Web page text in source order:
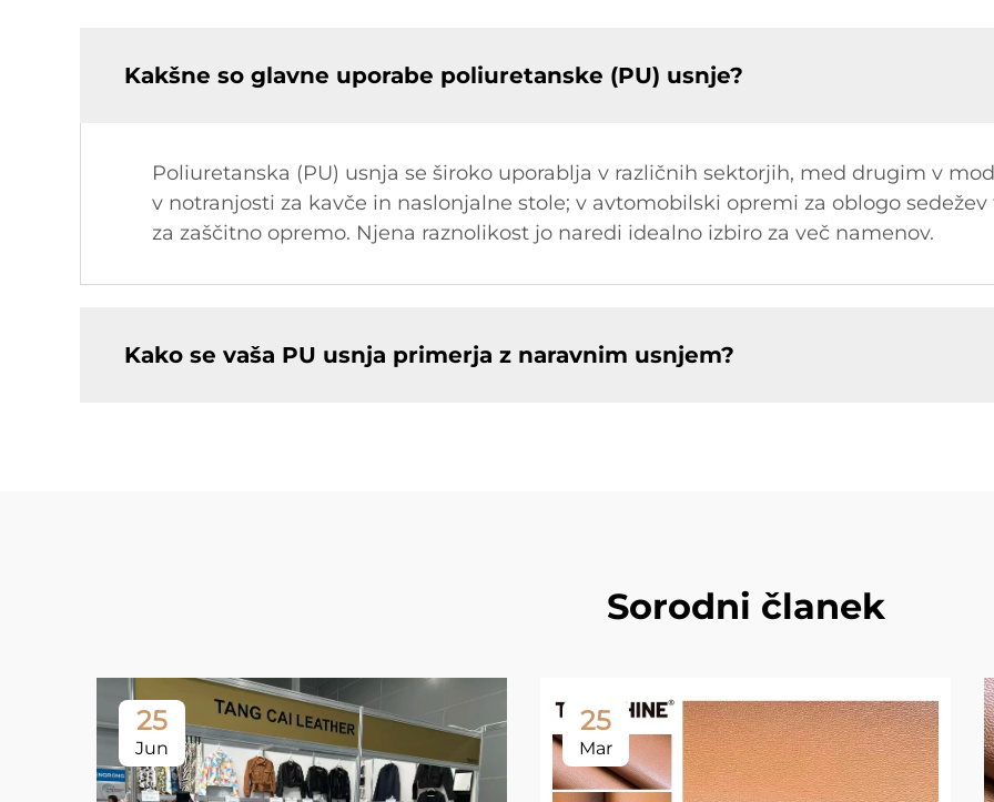
Kakšne so glavne uporabe poliuretanske (PU) usnje?
Poliuretanska (PU) usnja se široko uporablja v različnih sektorjih, med drugim v
v notranjosti za kavče in naslonjalne stole; v avtomobilski opremi za oblogo
za zaščitno opremo. Njena raznolikost jo naredi idealno izbiro za več namenov.
Kako se vaša PU usnja primerja z naravnim usnjem?
Sorodni članek
25
Jun
25
Mar